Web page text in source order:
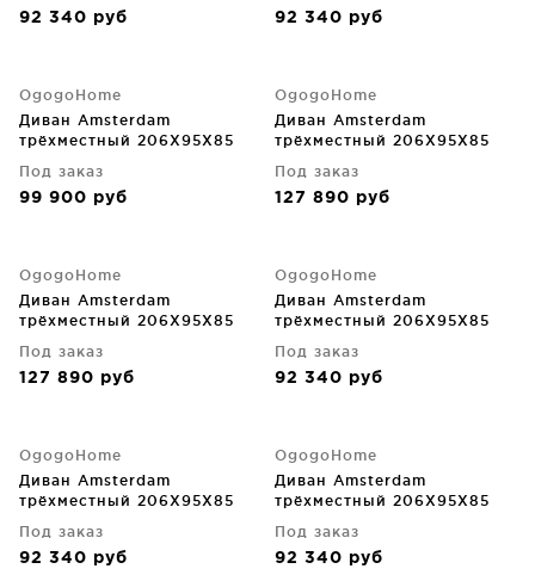
92 340 руб 92 340 руб
OgogoHome
Диван Amsterdam
трёхместный 206X95X85
Под заказ
99 900 руб
OgogoHome
Диван Amsterdam
трёхместный 206X95X85
Под заказ
127 890 руб
OgogoHome
Диван Amsterdam
трёхместный 206X95X85
Под заказ
127 890 руб
OgogoHome
Диван Amsterdam
трёхместный 206X95X85
Под заказ
92 340 руб
OgogoHome
Диван Amsterdam
трёхместный 206X95X85
Под заказ
92 340 руб
OgogoHome
Диван Amsterdam
трёхместный 206X95X85
Под заказ
92 340 руб